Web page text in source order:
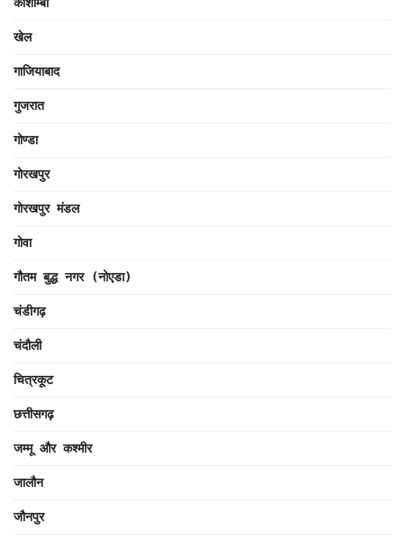
खेल
गाजियाबाद
गुजरात
गोण्डा
गोरखपुर
गोरखपुर मंडल
गोवा
गौतम बुद्ध नगर (नोएडा)
चंडीगढ़
चंदौली
चित्रकूट
छत्तीसगढ़
जम्मू और कश्मीर
जालौन
जौनपुर